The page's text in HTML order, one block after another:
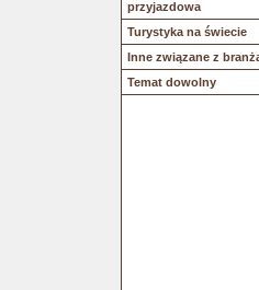
przyjazdowa
Turystyka na świecie
Inne związane z
Temat dowolny